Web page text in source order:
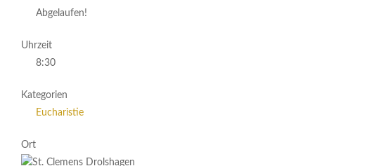
Abgelaufen!
Uhrzeit
8:30
Kategorien
Eucharistie
Ort